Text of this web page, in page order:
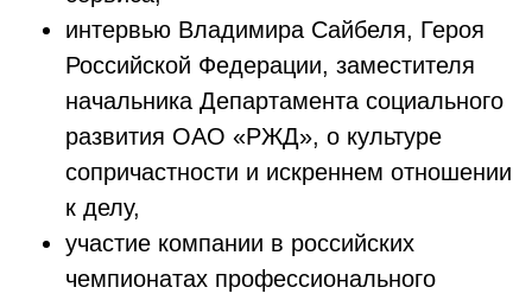
интервью Владимира Сайбеля, Героя
Российской Федерации, заместителя
начальника Департамента социального
развития ОАО «РЖД», о культуре
сопричастности и искреннем отношении
к делу,
участие компании в российских
чемпионатах профессионального